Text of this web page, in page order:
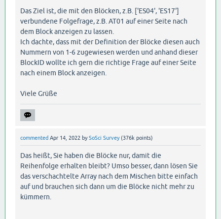
Das Ziel ist, die mit den Blöcken, z.B. ['ES04', 'ES17']
verbundene Folgefrage, z.B. AT01 auf einer Seite nach
dem Block anzeigen zu lassen.
Ich dachte, dass mit der Definition der Blöcke diesen auch
Nummern von 1-6 zugewiesen werden und anhand dieser
BlockID wollte ich gern die richtige Frage auf einer Seite
nach einem Block anzeigen.
Viele Grüße
commented Apr 14, 2022 bySoSci Survey (376k points)
Das heißt, Sie haben die Blöcke nur, damit die
Reihenfolge erhalten bleibt? Umso besser, dann lösen Sie
das verschachtelte Array nach dem Mischen bitte einfach
auf und brauchen sich dann um die Blöcke nicht mehr zu
kümmern.